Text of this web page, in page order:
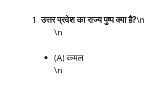
उत्तर प्रदेश का राज्य पुष्प क्या है?\n
\n
(A) कमल
\n